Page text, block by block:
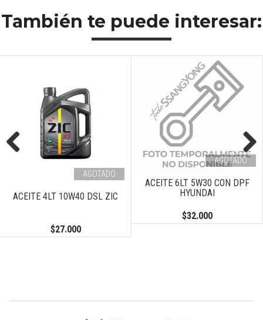
También te puede interesar:
AGOTADO
ACEITE 4LT 10W40 DSL ZIC
$27.000
AGOTADO
ACEITE 6LT 5W30 CON DPF
HYUNDAI
$32.000